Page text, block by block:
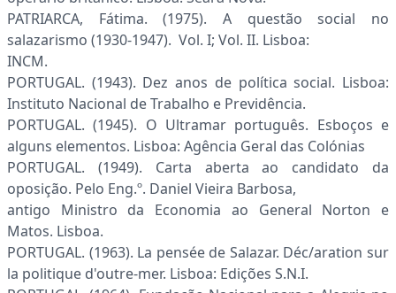
PATRIARCA, Fátima. (1975). A questão social no
salazarismo (1930-1947). Vol. I; Vol. II. Lisboa:
INCM.
PORTUGAL. (1943). Dez anos de política social. Lisboa:
Instituto Nacional de Trabalho e Previdência.
PORTUGAL. (1945). O Ultramar português. Esboços e
alguns elementos. Lisboa: Agência Geral das Colónias
PORTUGAL. (1949). Carta aberta ao candidato da
oposição. Pelo Eng.º. Daniel Vieira Barbosa,
antigo Ministro da Economia ao General Norton e
Matos. Lisboa.
PORTUGAL. (1963). La pensée de Salazar. Déc/aration sur
la politique d'outre-mer. Lisboa: Edições S.N.I.